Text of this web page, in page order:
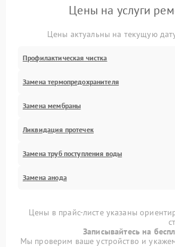
Цены на услуги
Цены актуальны на текущую
Профилактическая чистка
Замена термопредохранителя
Замена мембраны
Ликвидация протечек
Замена труб поступления воды
Замена анода
Цены в прайс-листе указаны
Записывайтесь на
Мы проверим ваше устройство и